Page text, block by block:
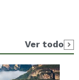
Ver todo